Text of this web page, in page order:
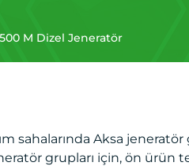
M Dizel Jeneratör
sahalarında Aksa jeneratör
grupları için, ön ürün